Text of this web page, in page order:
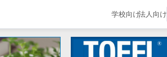
学校向け|法人向け